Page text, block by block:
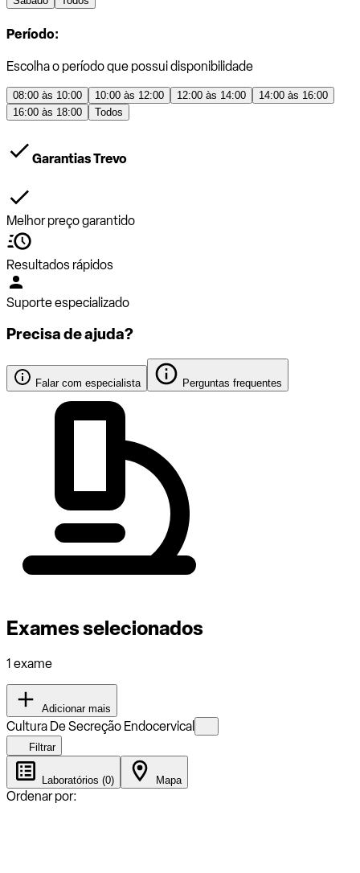
Período:
Escolha o período que possui disponibilidade
08:00 às 10:00 10:00 às 12:00 12:00 às 14:00
14:00 às 16:00
16:00 às 18:00
Todos
Garantias Trevo
Melhor preço garantido
Resultados rápidos
Suporte especializado
Precisa de ajuda?
Falar com especialista Perguntas frequentes
Exames selecionados
1 exame
Adicionar mais
Cultura De Secreção Endocervical
Filtrar
Laboratórios (0) Mapa
Ordenar por: